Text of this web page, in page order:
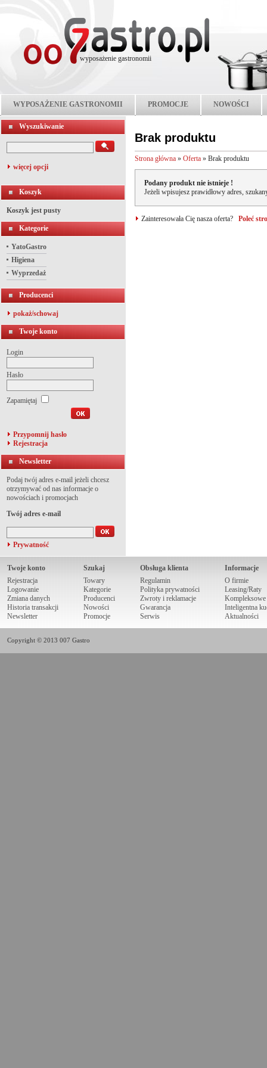
wyposażenie gastronomii
WYPOSAŻENIE GASTRONOMII PROMOCJE NOWOŚCI
Wyszukiwanie
więcej opcji
Koszyk
Koszyk jest pusty
Kategorie
YatoGastro
Higiena
Wyprzedaż
Producenci
pokaż/schowaj
Twoje konto
Login
Hasło
Zapamiętaj
Przypomnij hasło
Rejestracja
Newsletter
Podaj twój adres e-mail jeżeli chcesz
otrzymywać od nas informacje o
nowościach i promocjach
Twój adres e-mail
Prywatność
Brak produktu
Strona główna » Oferta » Brak produktu
Podany produkt nie istnieje !
Jeżeli wpisujesz prawidłowy adres,
Zainteresowała Cię nasza oferta? Poleć
Twoje konto
Rejestracja
Logowanie
Zmiana danych
Historia transakcji
Newsletter
Szukaj
Towary
Kategorie
Producenci
Nowości
Promocje
Obsługa klienta
Regulamin
Polityka prywatności
Zwroty i reklamacje
Gwarancja
Serwis
Informacje
O firmie
Leasing/Raty
Kompleksowe
Inteligentna
Aktualności
Copyright © 2013 007 Gastro